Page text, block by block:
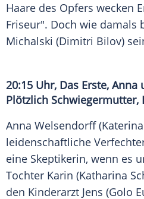
Haare des Opfers wecken
Friseur". Doch wie damals
Michalski (Dimitri Bilov)
20:15 Uhr, Das Erste,
Plötzlich Schwiegermutter,
Anna Welsendorff (
leidenschaftliche
eine Skeptikerin, wenn es
Tochter Karin (Katharina
den Kinderarzt Jens (Golo